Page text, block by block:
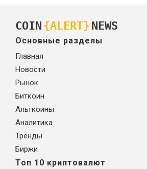
COIN {ALERT} NEWS
Основные разделы
Главная
Новости
Рынок
Биткоин
Альткоины
Аналитика
Тренды
Биржи
Топ 10 криптовалют